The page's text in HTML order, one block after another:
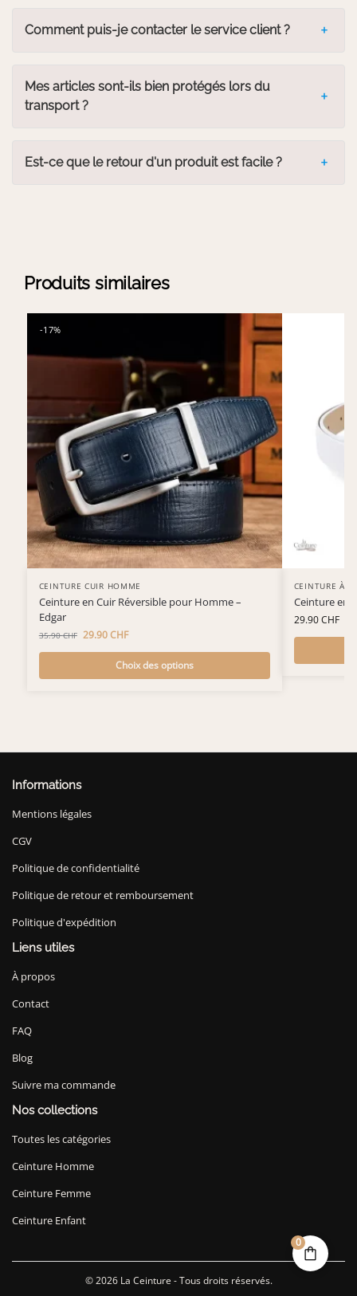
Comment puis-je contacter le service client ?
Mes articles sont-ils bien protégés lors du
transport ?
Est-ce que le retour d'un produit est facile ?
Produits similaires
-17%
CEINTURE CUIR HOMME
Ceinture en Cuir Réversible pour Homme –
Edgar
35.90CHF 29.90CHF
Choix des options
CEINTURE À
Ceinture en
29.90CHF
0
Informations
Mentions légales
CGV
Politique de confidentialité
Politique de retour et remboursement
Politique d'expédition
Liens utiles
À propos
Contact
FAQ
Blog
Suivre ma commande
Nos collections
Toutes les catégories
Ceinture Homme
Ceinture Femme
Ceinture Enfant
© 2026 La Ceinture - Tous droits réservés.